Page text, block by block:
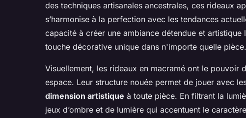
des techniques artisanales ancestrales, ces rideaux
s’harmonise à la perfection avec les tendances
capacité à créer une ambiance détendue et
touche décorative unique dans n'importe quelle pièce.
Visuellement, les rideaux en macramé ont le pouvoir
espace. Leur structure nouée permet de jouer avec
dimension artistique à toute pièce. En filtrant la
jeux d’ombre et de lumière qui accentuent le